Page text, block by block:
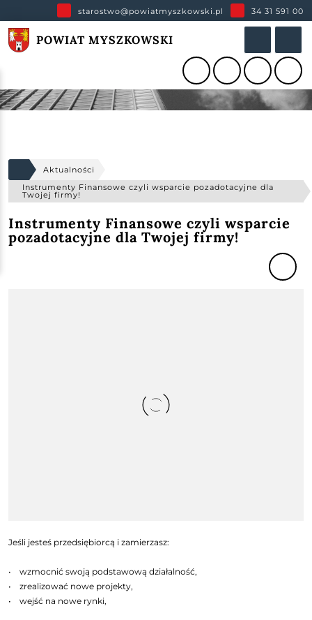
starostwo@powiatmyszkowski.pl 34 31 591 00
POWIAT MYSZKOWSKI
Aktualności
Instrumenty Finansowe czyli wsparcie pozadotacyjne dla
Twojej firmy!
Instrumenty Finansowe czyli wsparcie
pozadotacyjne dla Twojej firmy!
Jeśli jesteś przedsiębiorcą i zamierzasz:
• wzmocnić swoją podstawową działalność,
• zrealizować nowe projekty,
• wejść na nowe rynki,